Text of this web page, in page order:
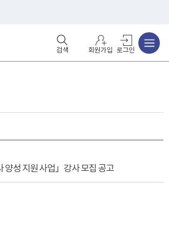
회원가입 로그인
양성 지원 사업」강사 모집 공고